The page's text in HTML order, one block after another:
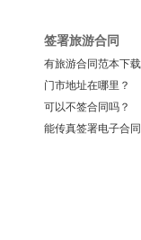
签署旅游合同
有旅游合同范本下
门市地址在哪里？
可以不签合同吗？
能传真签署电子合